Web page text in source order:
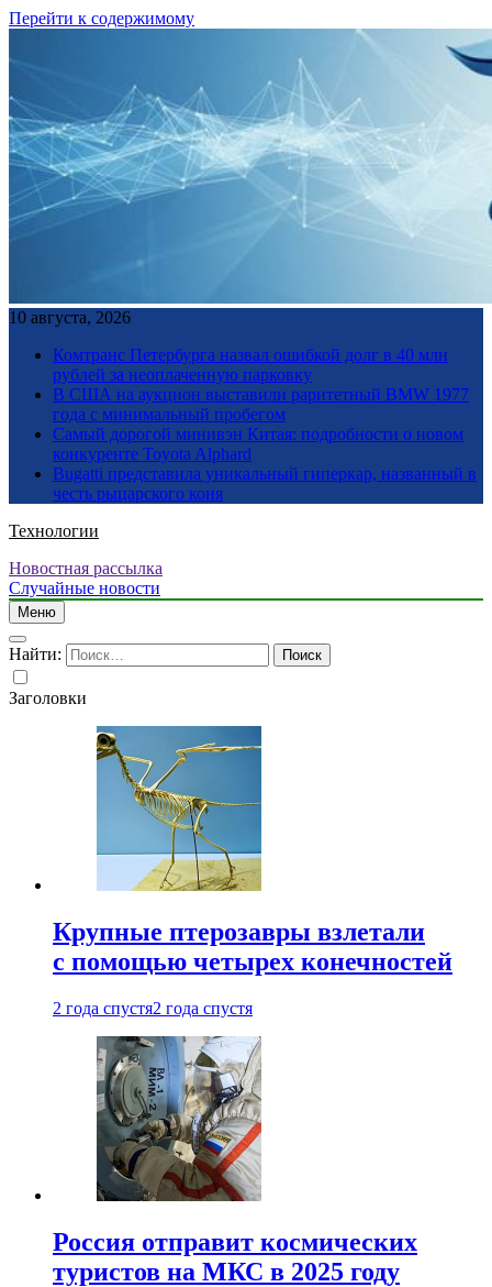
Перейти к содержимому
10 августа, 2026
Комтранс Петербурга назвал ошибкой долг в 40 млн
рублей за неоплаченную парковку
В США на аукцион выставили раритетный BMW 1977
года с минимальный пробегом
Самый дорогой минивэн Китая: подробности о новом
конкуренте Toyota Alphard
Bugatti представила уникальный гиперкар, названный в
честь рыцарского коня
Технологии
Новостная рассылка
Случайные новости
Меню
Найти:
Заголовки
Крупные птерозавры взлетали
с помощью четырех конечностей
2 года спустя2 года спустя
Россия отправит космических
туристов на МКС в 2025 году